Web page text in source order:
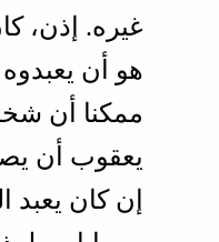
غيره. إذن،
هو أن
ممكنا أن
يعقوب أن
إن كان يعبد